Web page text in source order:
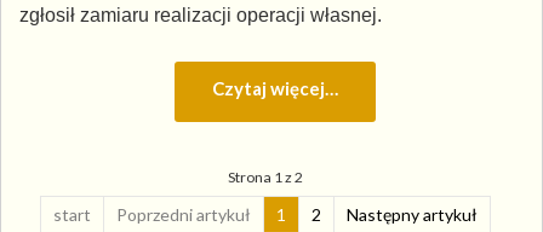
zgłosił zamiaru realizacji operacji własnej.
Czytaj więcej…
Strona 1 z 2
start Poprzedni artykuł 1 2
Następny artykuł